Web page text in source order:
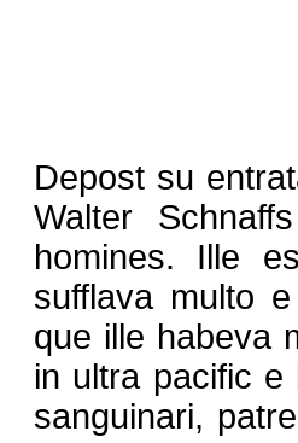
Depost su
Walter
homines. Ille
sufflava multo
que ille habeva
in ultra pacific e
sanguinari,